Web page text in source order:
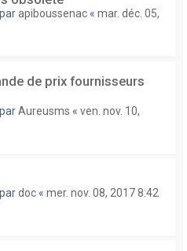
apiboussenac « mar. déc. 05,
de prix fournisseurs
Aureusms « ven. nov. 10,
doc « mer. nov. 08, 2017 8:42